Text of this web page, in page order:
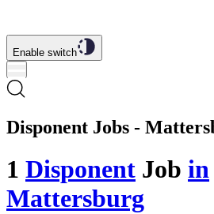
Enable switch
Disponent Jobs -
1 Disponent Job in
Mattersburg